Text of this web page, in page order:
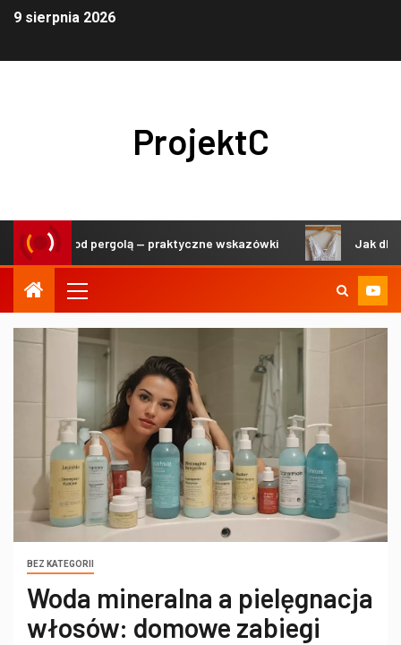
9 sierpnia 2026
ProjektC
pod pergolą — praktyczne wskazówki Jak dbać o
BEZ KATEGORII
Woda mineralna a pielęgnacja
włosów: domowe zabiegi